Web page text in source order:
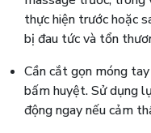
thực hiện trước hoặc
bị đau tức và tổn
Cần cắt gọn móng
bấm huyệt. Sử dụng
động ngay nếu cảm